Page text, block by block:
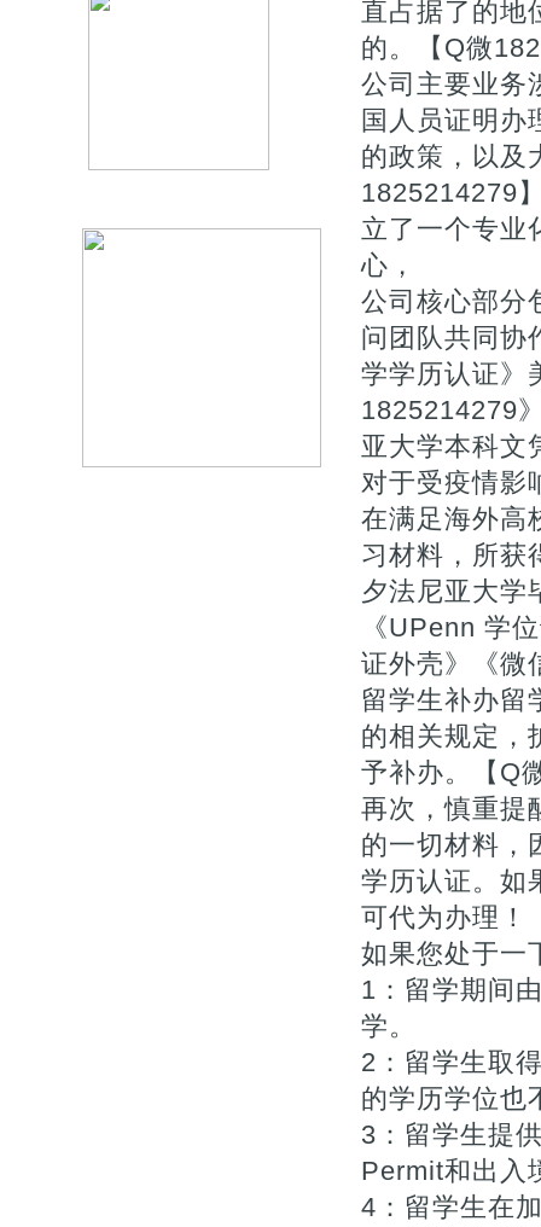
直占据了的地
的。【Q微
公司主要业务
国人员证明办
的政策，以及
1825214279
立了一个专业
心，
公司核心部分
问团队共同协
学学历认证》
1825214279
亚大学本科文
对于受疫情影
在满足海外高
习材料，所获
夕法尼亚大学
《UPenn 学
证外壳》《微
留学生补办留
的相关规定，
予补办。【Q
再次，慎重提
的一切材料，
学历认证。如
可代为办理！
如果您处于一
1：留学期间
学。
2：留学生取
的学历学位也
3：留学生提
Permit和出入
4：留学生在